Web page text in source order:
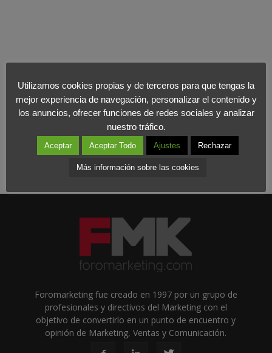
Foromarketing fue creado en 1997 por un grupo de
profesionales y directivos del Marketing con el
objetivo de convertirlo en un punto de encuentro y
opinión de Marketing, Ventas y Comunicación.
Utilizamos cookies propias y de terceros para que tengas la
mejor experiencia de navegación, personalizar el contenido y
los anuncios, ofrecer funciones de redes sociales y analizar
nuestro tráfico.
Aceptar Aceptar Todo Ajustes Rechazar
Más información sobre las cookies